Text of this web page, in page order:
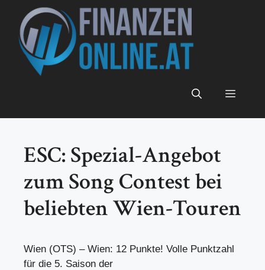
Inhalt
springen
Menü
ESC: Spezial-Angebot
zum Song Contest bei
beliebten Wien-Touren
Wien (OTS) – Wien: 12 Punkte! Volle Punktzahl
für die 5. Saison der